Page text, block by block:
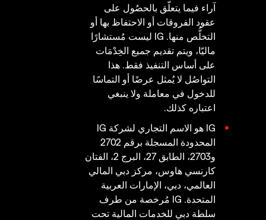
آراء فيما يتعلّق بالحصُول على
عقود الفروقات أو الاحتفاظ بها أو
التخلُّص منها. IG ليست مُستشارًا
ماليّا، ويتم تقديم جميع الخِدْمَات
على أساس التنفيذ فقط. هذا
التواصُل لا يُمثل عرضًا أو التماسًا
للدخول في معاملة ولا ينبغي
اعتباره كذلك.
IG هو الاسم التجاري لشركة IG
المحدودة المسجلة برقم 2702
و2703، الطابق 27، البرج 2، الفتان
كارنسي هاوس، مركز دبي المالي
العالمي، دبي، الإمارات العربية
المتحدة. IG مُرخصة من طرف
سلطة دبي للخدمات المالية تحت